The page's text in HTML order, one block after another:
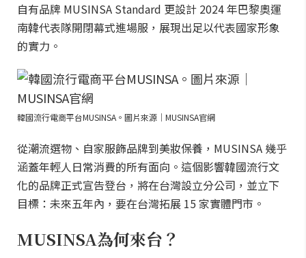
自有品牌 MUSINSA Standard 更設計 2024 年巴黎奧運
南韓代表隊開閉幕式進場服，展現出足以代表國家形象
的實力。
韓國流行電商平台MUSINSA。圖片來源｜MUSINSA官網
從潮流選物、自家服飾品牌到美妝保養，MUSINSA 幾乎
涵蓋年輕人日常消費的所有面向。這個影響韓國流行文
化的品牌正式宣告登台，將在台灣設立分公司，並立下
目標：未來五年內，要在台灣拓展 15 家實體門市。
MUSINSA為何來台？